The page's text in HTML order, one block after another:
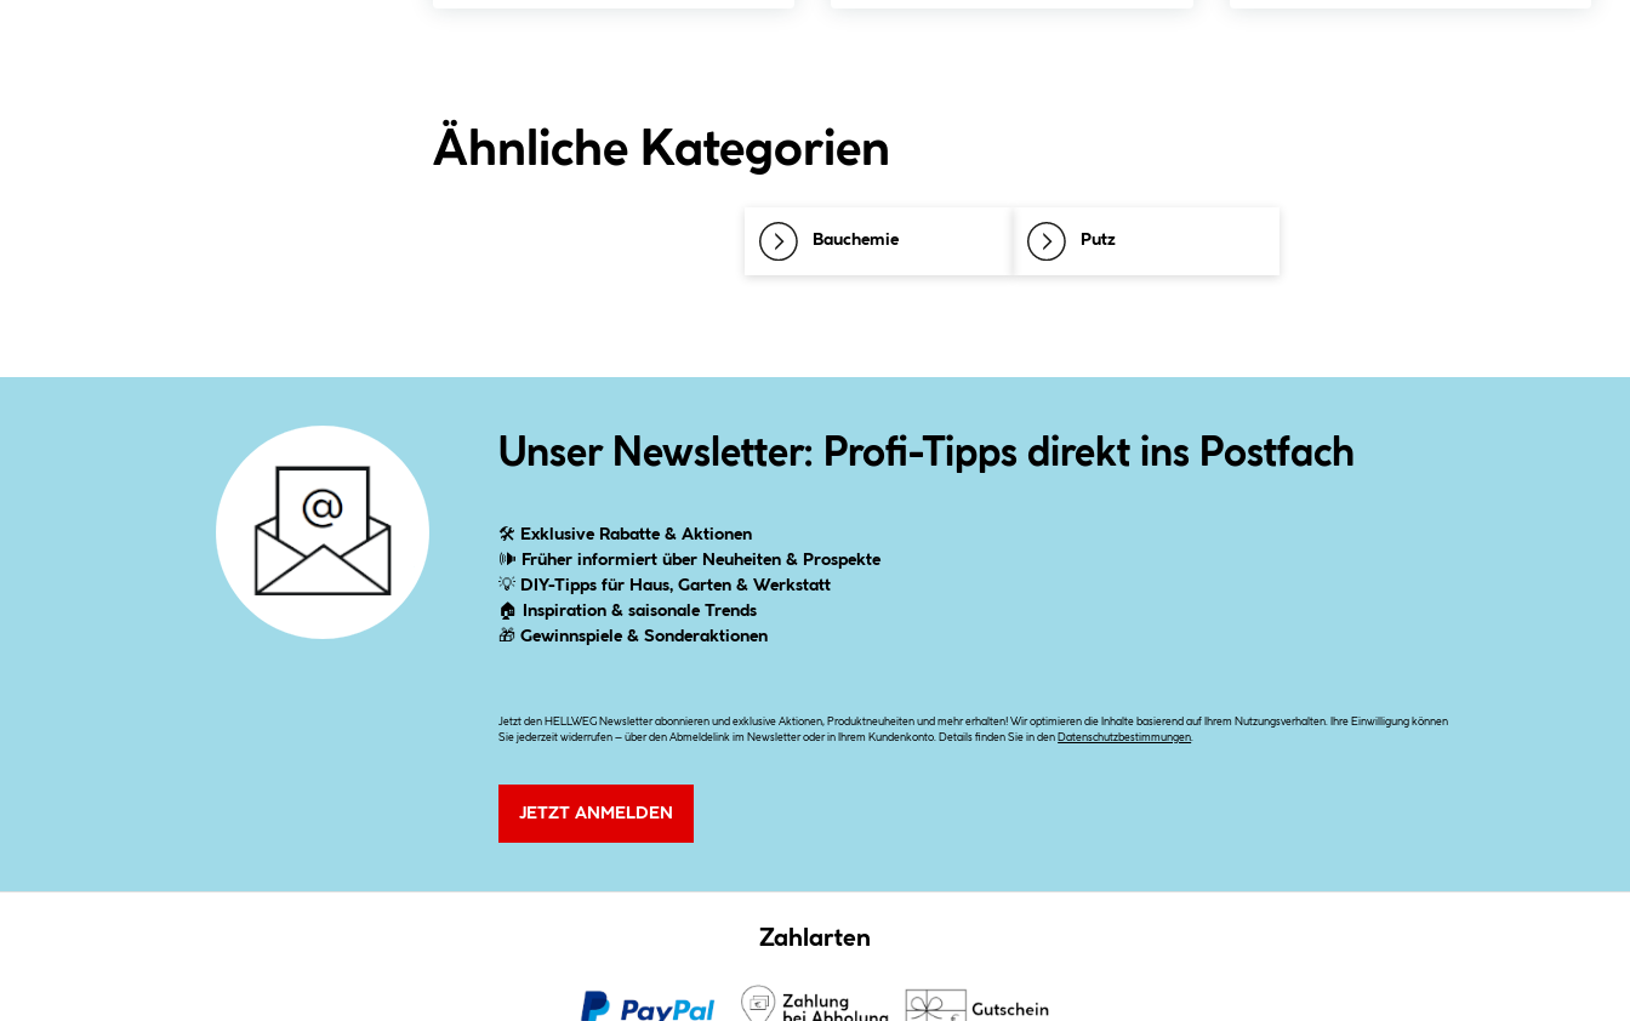
Ähnliche Kategorien
Bauchemie Putz
Unser Newsletter: Profi-Tipps direkt ins Postfach
🛠 Exklusive Rabatte & Aktionen
🕪 Früher informiert über Neuheiten & Prospekte
💡 DIY-Tipps für Haus, Garten & Werkstatt
🏠
Inspiration & saisonale Trends
🎁Gewinnspiele & Sonderaktionen
Jetzt den HELLWEG Newsletter abonnieren und exklusive Aktionen, Produktneuheiten und mehr erhalten! Wir optimieren die Inhalte basierend auf Ihrem Nutzungsverhalten. Ihre Einwilligung können
Sie jederzeit widerrufen – über den Abmeldelink im Newsletter oder in Ihrem Kundenkonto. Details finden Sie in den
Datenschutzbestimmungen
JETZT ANMELDEN
Zahlarten